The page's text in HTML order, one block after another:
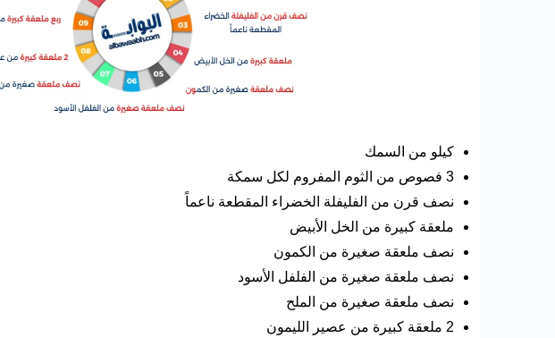
كيلو من السمك
3 فصوص من الثوم المفروم لكل سمكة
نصف قرن من الفليفلة الخضراء المقطعة ناعماً
ملعقة كبيرة من الخل الأبيض
نصف ملعقة صغيرة من الكمون
نصف ملعقة صغيرة من الفلفل الأسود
نصف ملعقة صغيرة من الملح
2 ملعقة كبيرة من عصير الليمون